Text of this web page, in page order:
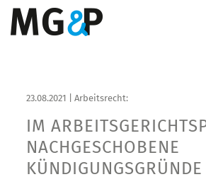
23.08.2021 | Arbeitsrecht:
IM
NACHGESCHOBENE